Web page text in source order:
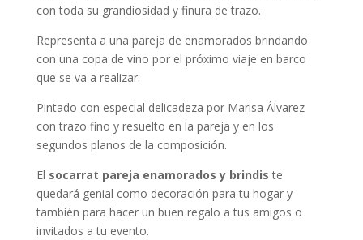
con toda su grandiosidad y finura de trazo.
Representa a una pareja de enamorados brindando
con una copa de vino por el próximo viaje en barco
que se va a realizar.
Pintado con especial delicadeza por Marisa Álvarez
con trazo fino y resuelto en la pareja y en los
segundos planos de la composición.
El socarrat pareja enamorados y brindiste
quedará genial como decoración para tu hogar y
también para hacer un buen regalo a tus amigos o
invitados a tu evento.